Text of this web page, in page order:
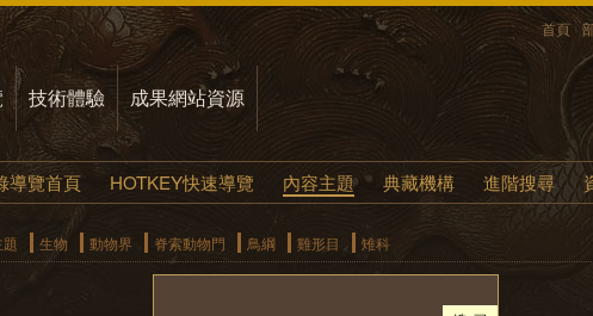
首頁
技術體驗 成果網站資源
導覽首頁 HOTKEY快速導覽 內容主題 典藏機構 進階搜尋
生物 動物界 脊索動物門 鳥綱 雞形目 雉科